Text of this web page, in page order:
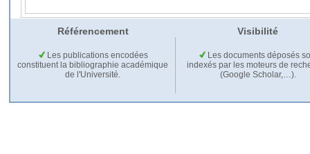
Référencement Visibilité
Les publications encodées
constituent la bibliographie académique
de l'Université.
Les documents déposés
indexés par les moteurs de
(Google Scholar,…).